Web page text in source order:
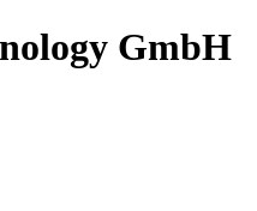
GmbH